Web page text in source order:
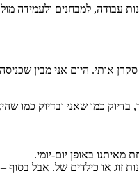
עבודה, למבחנים ולעמידה
אותי. היום אני מבין
כמו שאני ובדיוק כמו
באופן יום-יומי.
זוג או כילדים של. אבל